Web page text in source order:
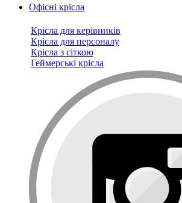
Офісні крісла
Крісла для керівників
Крісла для персоналу
Крісла з сіткою
Геймерські крісла